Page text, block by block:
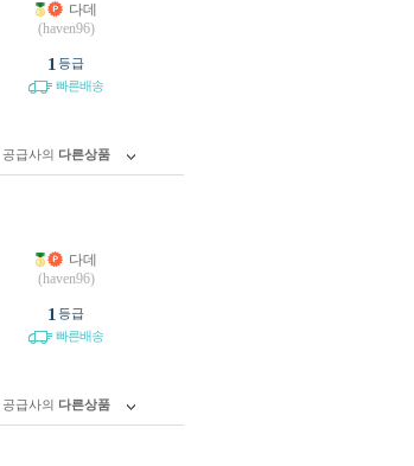
다데
(haven96)
1 등급
빠른배송
공급사의 다른상품
다데
(haven96)
1 등급
빠른배송
공급사의 다른상품